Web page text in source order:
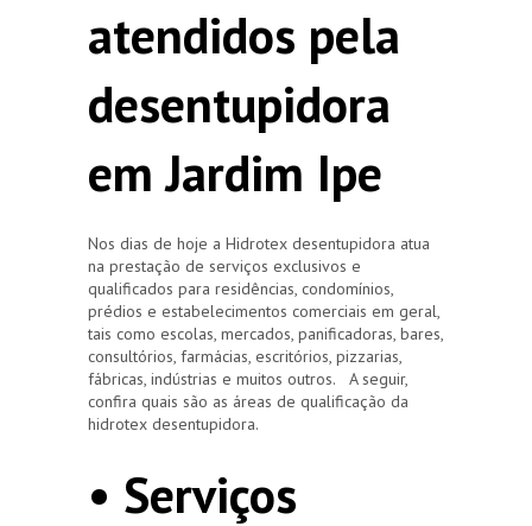
atendidos pela
desentupidora
em Jardim Ipe
Nos dias de hoje a Hidrotex desentupidora atua
na prestação de serviços exclusivos e
qualificados para residências, condomínios,
prédios e estabelecimentos comerciais em geral,
tais como escolas, mercados, panificadoras, bares,
consultórios, farmácias, escritórios, pizzarias,
fábricas, indústrias e muitos outros. A seguir,
confira quais são as áreas de qualificação da
hidrotex desentupidora.
• Serviços